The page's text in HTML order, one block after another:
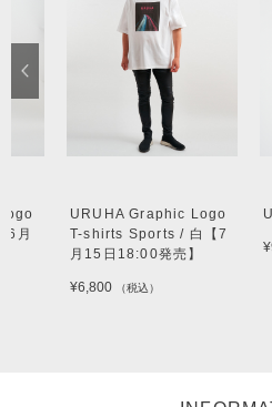
6月
URUHA Graphic Logo
T-shirts Sports / 白【7
月15日18:00発売】
¥6,800 （税込）